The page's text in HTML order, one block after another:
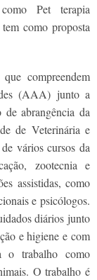
Pet terapia
como proposta
compreendem
(AAA) junto a
abrangência da
de Veterinária e
vários cursos da
zootecnia e
assistidas, como
e psicólogos.
diários junto
e higiene e com
o trabalho como
O trabalho é